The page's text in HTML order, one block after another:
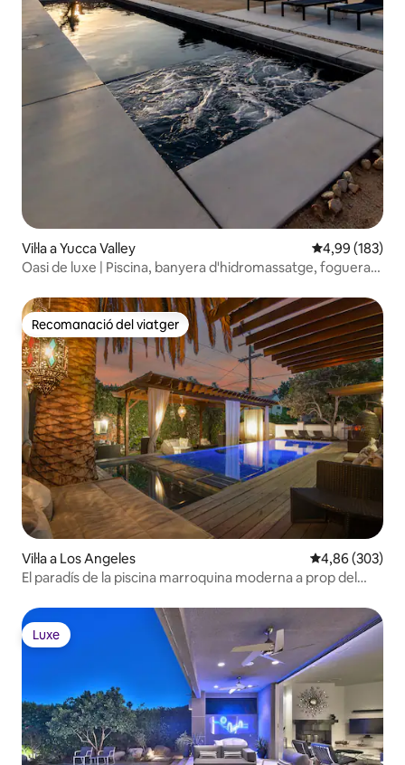
Vil·la a Yucca Valley 4,99 de
4,99 (183)
Oasi de luxe | Piscina, banyera d'hidromassatge, foguera,
Recomanació del viatger
Recomanació del viatger
Vil·la a Los Angeles 4,86 de
4,86 (303)
El paradís de la piscina marroquina moderna a prop del
Luxe
Luxe